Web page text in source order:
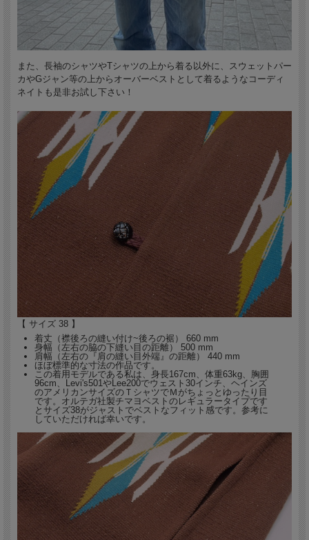
また、長袖のシャツやTシャツの上から着る以外に、スウェットパー
カやGジャン等の上からオーバーベストとして着るようなコーディ
ネイトも是非お試し下さい！
【 サイズ 38 】
着丈（襟後ろの縫い付け~後ろの裾） 660 mm
身幅（左右の脇の下縫い目の距離） 500 mm
肩幅（左右の『肩の縫い目外端』の距離） 440 mm
ほぼ標準的な寸法の作品です。
この着用モデルである私は、身長167cm、体重63kg、胸囲
96cm、Levi's501やLee200でウェスト30インチ、ヘインズ
のアメリカンサイズのＴシャツでＭがちょっとゆったり目
です。オルテガ社製チマヨベストのレギュラータイプです
とサイズ38がジャストでベストなフィット感です。参考に
していただければ幸いです。